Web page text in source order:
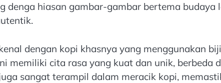
denga hiasan gambar-gambar bertema budaya
dengan kopi khasnya yang menggunakan
memiliki cita rasa yang kuat dan unik, berbeda
sangat terampil dalam meracik kopi,